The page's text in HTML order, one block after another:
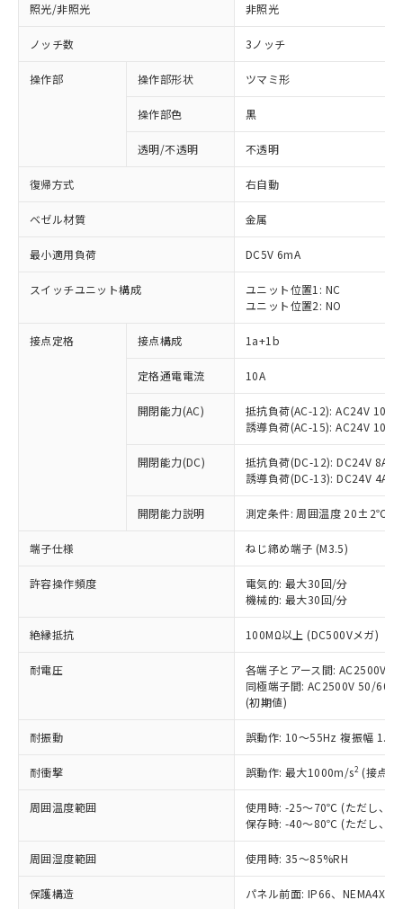
照光/非照光 非照光
ノッチ数 3ノッチ
操作部 操作部形状 ツマミ形
操作部色 黒
透明/不透明 不透明
復帰方式 右自動
ベゼル材質 金属
最小適用負荷 DC5V 6mA
スイッチユニット構成
ユニット位置1: NC
ユニット位置2: NO
接点定格 接点構成 1a+1b
定格通電電流 10A
開閉能力(AC)
抵抗負荷(AC-12): AC24V 10A/
誘導負荷(AC-15): AC24V
開閉能力(DC)
抵抗負荷(DC-12): DC24V 8A/
誘導負荷(DC-13): DC24V 4A/
開閉能力説明 測定条件: 周囲温度 20±2℃、
端子仕様 ねじ締め端子 (M3.5)
許容操作頻度
電気的: 最大30回/分
機械的: 最大30回/分
絶縁抵抗 100MΩ以上 (DC500Vメガ)
耐電圧
各端子とアース間: AC2500V
同極端子間: AC2500V 50/
(初期値)
耐振動 誤動作: 10～55Hz 複振幅
耐衝撃 誤動作: 最大1000m/s2 (接点
周囲温度範囲
使用時: -25～70℃ (ただし、氷
保存時: -40～80℃ (ただし、氷
周囲湿度範囲 使用時: 35～85%RH
保護構造 パネル前面: IP66、NEMA4X,
ご利用条件
以下の条件をお読みいただき、同意のうえ
ご利用ください。
本サービスは、当社制御機器事業取扱
商品の当社在庫状況および標準価格
(税抜)を提供させていただくもので
本サービスの対象外となる商品もある
ことをご了承ください。
在庫状況および標準価格照会結果は、
記載している更新日時点での社内デー
タに基づき作成されるものであり、閲
覧された時点での実際の在庫および標
準価格とは異なる場合があることをご
※1 対応状況
対応済み：EU RoHS指令（10物質）の
非含有に対応した製品が提供可能な商品で
対応予定：EU RoHS指令（10物質）の非含
有に対応した製品に切り替える予定のある
商品です。
対応予定なし：EU RoHS指令（10物質）の
非含有に非対応の商品で、対応品を出す予
定はありません。
調査・確認中：EU RoHS指令（10物質）の
非含有の対応状況を調査中または確認中の
非該当品：ライセンス料など無形物で、有
害物質有無と関係のない商品です。
仕入先様の事情により、非含有部品として
いたものが、含有品と判明した場合などや
ミウム(Cd) 100ppm以下、
六価クロム(Cr(Ⅵ)) 1000ppm以下、ポリ臭化ビフェニル
類(PBB) 1000ppm以下、ポリ臭化ジフェニルエーテル類
(PBDE) 1000ppm以下、フタル酸ビス(2-エチルヘキシ
「○」：最大均質材料含有率が中国RoHSの
基準値以下であることを示します。
「×」：最大均質材料含有率が中国RoHSの
基準値を超えていることを示します。
「－」：未確認です。当社販売部門へお問
い合わせください。
Pb(鉛) :1000ppm、 Hg(水銀) : 1000ppm、 Cd(カドミウ
Cr(Ⅵ)(六価クロム) : 1000ppm、 PBBs(ポリ臭化ビフェ
当社は、これら貴社製品のうち、外国
為替および外国貿易法に定める商品
（以下｢規制貨物等」という）を輸出
または国外への提供する場合は、日本
国政府の輸出許可(または役務取引許
可)を取得するなどの必要な手続きを
号